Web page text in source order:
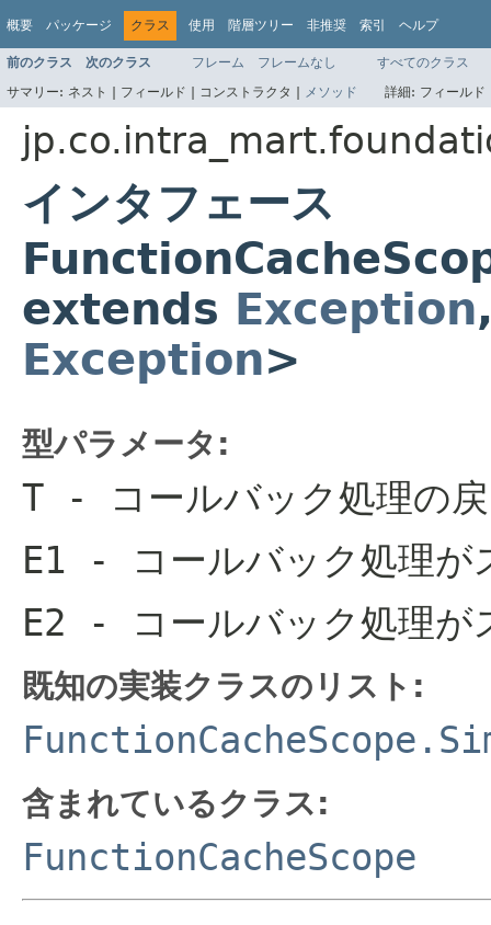
概要 パッケージ クラス 使用 階層ツリー 非推奨 索引 ヘルプ
前のクラス 次のクラス フレーム フレームなし
すべてのクラス
サマリー: ネスト | フィールド | コンストラクタ | メソッド 詳細: フィール
インタフェース
extends Exception
Exception>
型パラメータ:
T - コールバック処理の
E1 - コールバック処理が
E2 - コールバック処理が
既知の実装クラスのリスト:
含まれているクラス:
FunctionCacheScope